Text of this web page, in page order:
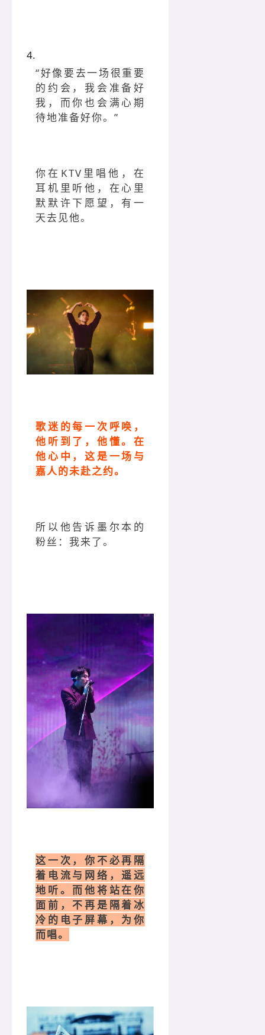
4.
“好像要去一场很重要
的约会，我会准备好
我，而你也会满心期
待地准备好你。”
你在KTV里唱他，在
耳机里听他，在心里
默默许下愿望，有一
天去见他。
歌迷的每一次呼唤，
他听到了，他懂。 在
他心中，这是一场与
嘉人的未赴之约。
所以他告诉墨尔本的
粉丝：我来了。
这一次，你不必再隔
着电流与网络，遥远
地听。而他将站在你
面前，不再是隔着冰
冷的电子屏幕，为你
而唱。